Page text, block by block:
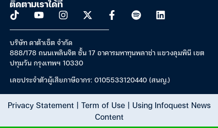
ติดตามเราได้ที่
บริษัท ดาต้าเซ็ต จำกัด
888/178 ถนนเพลินจิต ชั้น 17 อาคารมหาทุนพลาซ่า แขวงลุมพินี เขต
ปทุมวัน กรุงเทพฯ 10330
เลขประจำตัวผู้เสียภาษีอากร: 0105533120440 (สนญ.)
Privacy Statement| Term of Use| Using Infoquest News
Content